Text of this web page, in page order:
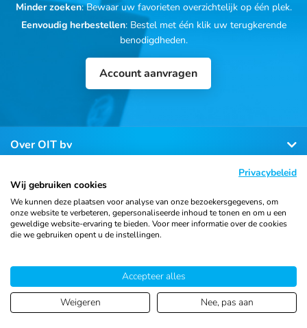
Minder zoeken: Bewaar uw favorieten overzichtelijk op één plek.
Eenvoudig herbestellen: Bestel met één klik uw terugkerende
benodigdheden.
Account aanvragen
Over OIT bv
Klantenservice
Contact
& Trading B.V.
Algemene voorwaarden
verklaring
Cookiebeleid Sitemap
Privacybeleid
Wij gebruiken cookies
We kunnen deze plaatsen voor analyse van onze bezoekersgegevens, om
onze website te verbeteren, gepersonaliseerde inhoud te tonen en om u een
geweldige website-ervaring te bieden. Voor meer informatie over de cookies
die we gebruiken opent u de instellingen.
Accepteer alles
Weigeren
Nee, pas aan